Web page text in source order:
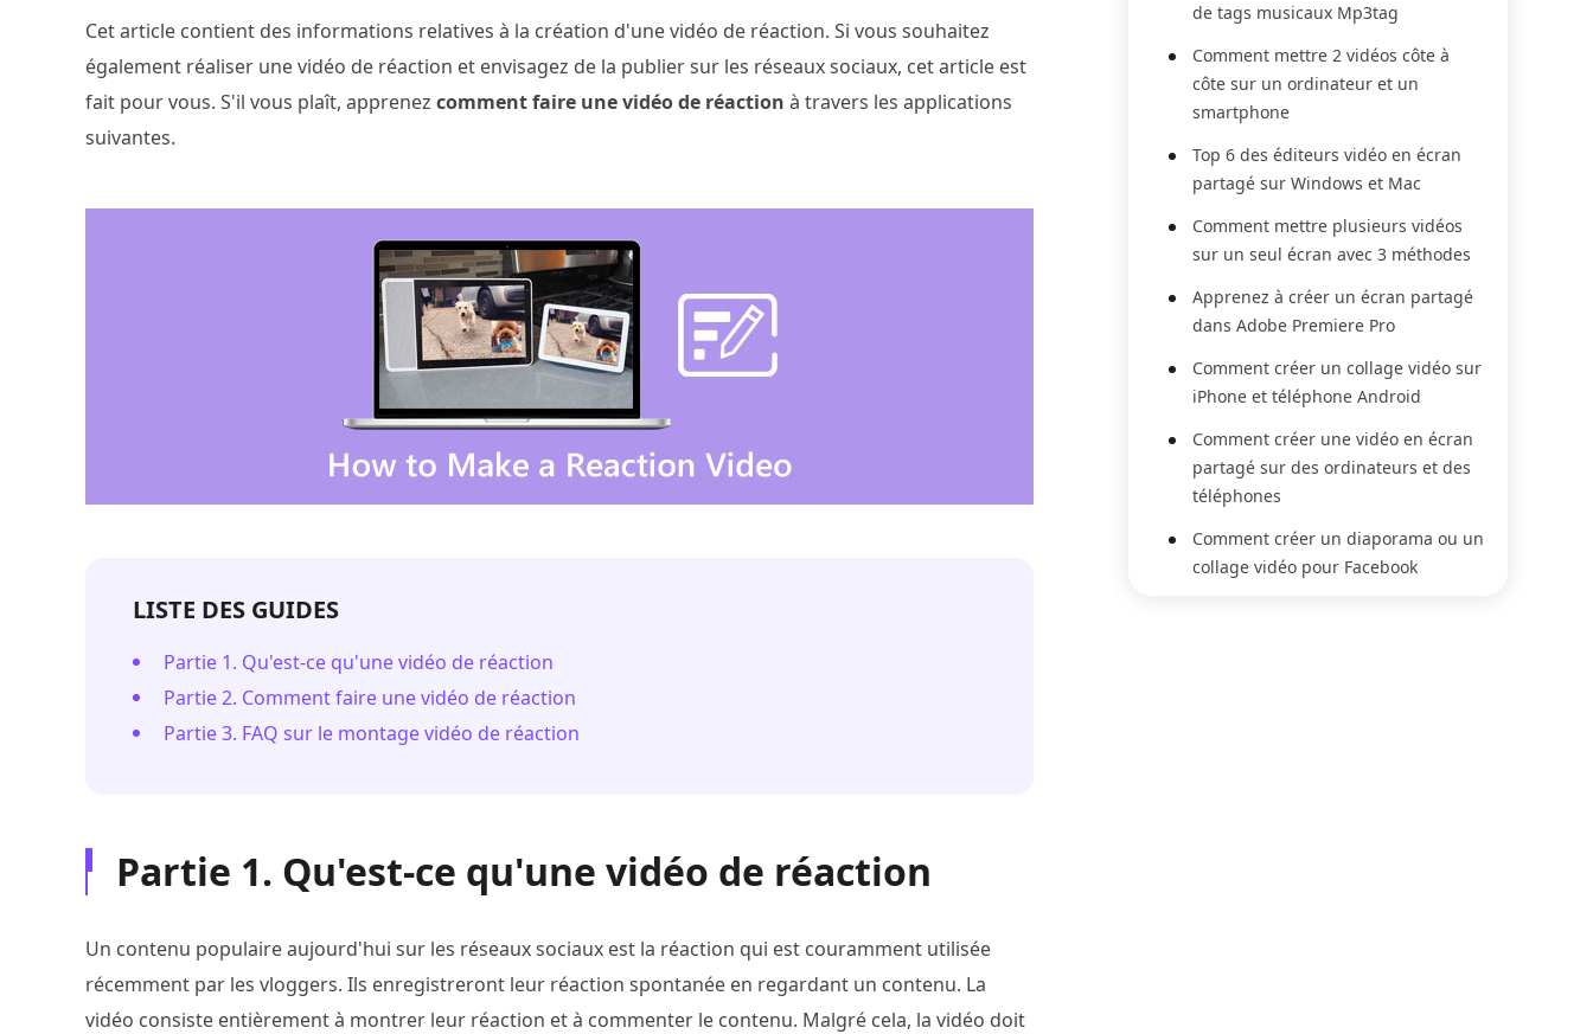
Cet article contient des informations relatives à la création d'une vidéo de réaction. Si vous souhaitez
également réaliser une vidéo de réaction et envisagez de la publier sur les réseaux sociaux, cet article est
fait pour vous. S'il vous plaît, apprenez comment faire une vidéo de réaction à travers les applications
suivantes.
LISTE DES GUIDES
Partie 1. Qu'est-ce qu'une vidéo de réaction
Partie 2. Comment faire une vidéo de réaction
Partie 3. FAQ sur le montage vidéo de réaction
Partie 1. Qu'est-ce qu'une vidéo de réaction
Un contenu populaire aujourd'hui sur les réseaux sociaux est la réaction qui est couramment utilisée
récemment par les vloggers. Ils enregistreront leur réaction spontanée en regardant un contenu. La
vidéo consiste entièrement à montrer leur réaction et à commenter le contenu. Malgré cela, la vidéo doit
de tags musicaux Mp3tag
Comment mettre 2 vidéos côte à
côte sur un ordinateur et un
smartphone
Top 6 des éditeurs vidéo en écran
partagé sur Windows et Mac
Comment mettre plusieurs vidéos
sur un seul écran avec 3 méthodes
Apprenez à créer un écran partagé
dans Adobe Premiere Pro
Comment créer un collage vidéo sur
iPhone et téléphone Android
Comment créer une vidéo en écran
partagé sur des ordinateurs et des
téléphones
Comment créer un diaporama ou un
collage vidéo pour Facebook